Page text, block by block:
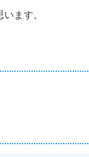
ます。